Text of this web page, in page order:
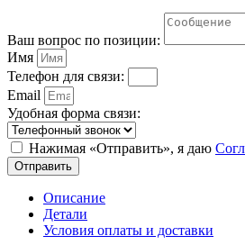
Ваш вопрос по позиции:
Имя
Телефон для связи:
Email
Удобная форма связи:
Нажимая «Отправить», я даю
Отправить
Описание
Детали
Условия оплаты и доставки